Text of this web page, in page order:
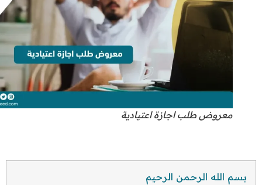
معروض طلب اجازة اعتيادية
بسم الله الرحمن الرحيم